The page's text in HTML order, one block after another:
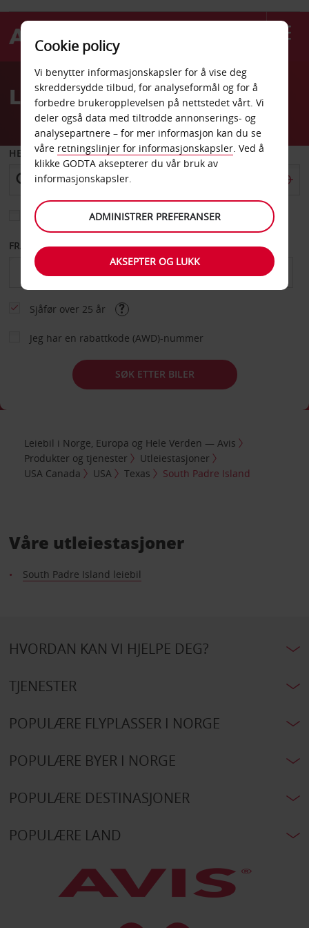
Welcome
AvisLeiebil South Padre Island
HENT FRA
Velg et annet leveringssted
FRA DATO TIL DATO
Sjåfør over 25 år
Jeg har en rabattkode (AWD)-nummer
SØK ETTER BILER
Leiebil i Norge, Europa og Hele Verden — Avis
Produkter og tjenester
Utleiestasjoner
USA Canada
USA Texas South Padre Island
Våre utleiestasjoner
South Padre Island leiebil
HVORDAN KAN VI HJELPE DEG?
TJENESTER
POPULÆRE FLYPLASSER I NORGE
POPULÆRE BYER I NORGE
POPULÆRE DESTINASJONER
POPULÆRE LAND
Cookie policy
Vi benytter informasjonskapsler for å vise deg
skreddersydde tilbud, for analyseformål og for å
forbedre brukeropplevelsen på nettstedet vårt. Vi
deler også data med tiltrodde annonserings- og
analysepartnere – for mer informasjon kan du se
våre retningslinjer for informasjonskapsler. Ved å
klikke GODTA aksepterer du vår bruk av
informasjonskapsler.
ADMINISTRER PREFERANSER
AKSEPTER OG LUKK